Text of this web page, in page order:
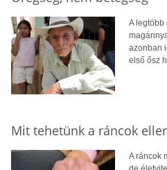
A legtöbb
azonban
első ősz
Mit tehetünk a ráncok
A ráncok